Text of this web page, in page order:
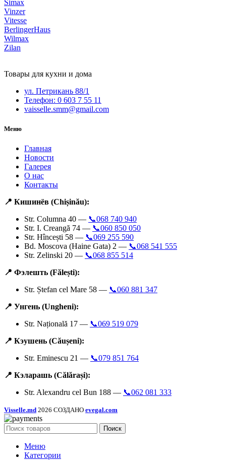
Simax
Vinzer
Vitesse
BerlingerHaus
Wilmax
Zilan
Товары для кухни и дома
ул. Петрикань 88/1
Телефон: 0 603 7 55 11
vaisselle.smm@gmail.com
Меню
Главная
Новости
Галерея
О нас
Контакты
📍 Кишинёв (Chișinău):
Str. Columna 40 — 📞068 740 940
Str. I. Creangă 74 — 📞060 850 050
Str. Hîncești 58 — 📞069 255 590
Bd. Moscova (Haine Gata) 2 — 📞068 541 555
Str. Zelinski 20 — 📞068 855 514
📍 Фэлешть (Fălești):
Str. Ștefan cel Mare 58 — 📞060 881 347
📍 Унгень (Ungheni):
Str. Națională 17 — 📞069 519 079
📍 Кэушень (Căușeni):
Str. Eminescu 21 — 📞079 851 764
📍 Кэларашь (Călărași):
Str. Alexandru cel Bun 188 — 📞062 081 333
Visselle.md 2026 СОЗДАНО evegal.com
Поиск
Меню
Категории